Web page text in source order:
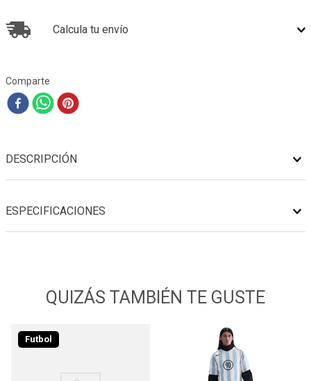
Calcula tu envío
Comparte
DESCRIPCIÓN
ESPECIFICACIONES
QUIZÁS TAMBIÉN TE GUSTE
Futbol